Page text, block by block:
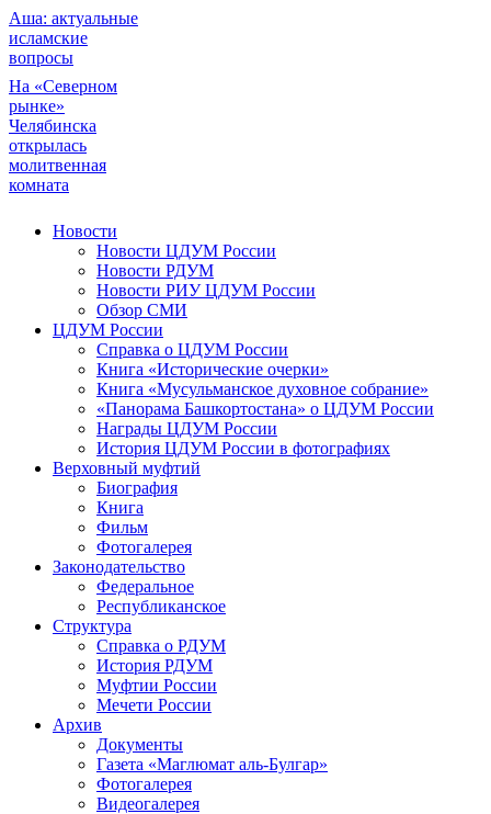
Аша: актуальные
исламские
вопросы
На «Северном
рынке»
Челябинска
открылась
молитвенная
комната
Новости
Новости ЦДУМ России
Новости РДУМ
Новости РИУ ЦДУМ России
Обзор СМИ
ЦДУМ России
Справка о ЦДУМ России
Книга «Исторические очерки»
Книга «Мусульманское духовное собрание»
«Панорама Башкортостана» о ЦДУМ России
Награды ЦДУМ России
История ЦДУМ России в фотографиях
Верховный муфтий
Биография
Книга
Фильм
Фотогалерея
Законодательство
Федеральное
Республиканское
Структура
Справка о РДУМ
История РДУМ
Муфтии России
Мечети России
Архив
Документы
Газета «Маглюмат аль-Булгар»
Фотогалерея
Видеогалерея